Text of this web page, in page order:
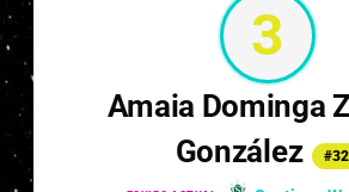
3
Amaia Dominga
González
#32